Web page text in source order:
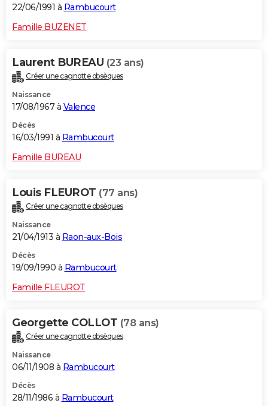
22/06/1991 à Rambucourt
Famille BUZENET
Laurent BUREAU (23 ans)
Créer une cagnotte obsèques
Naissance
17/08/1967 à Valence
Décès
16/03/1991 à Rambucourt
Famille BUREAU
Louis FLEUROT (77 ans)
Créer une cagnotte obsèques
Naissance
21/04/1913 à Raon-aux-Bois
Décès
19/09/1990 à Rambucourt
Famille FLEUROT
Georgette COLLOT (78 ans)
Créer une cagnotte obsèques
Naissance
06/11/1908 à Rambucourt
Décès
28/11/1986 à Rambucourt